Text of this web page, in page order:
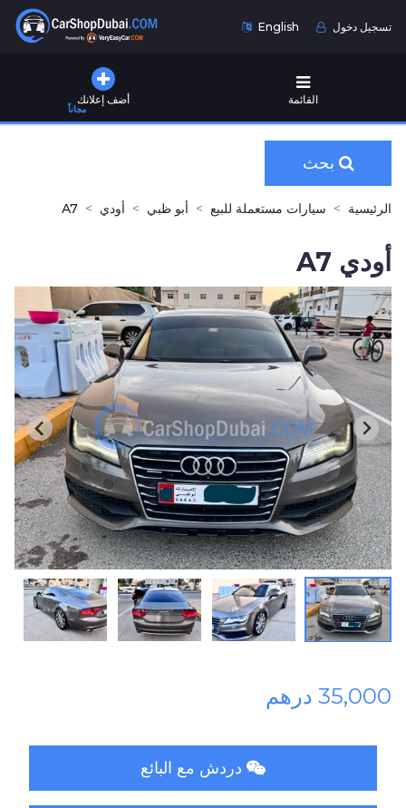
English تسجيل دخول
أضف إعلانك
مجاناً
القائمة
بحث
الرئيسية سيارات مستعملة للبيع أبو ظبي أودي A7
أودي A7
35,000 درهم
دردش مع البائع